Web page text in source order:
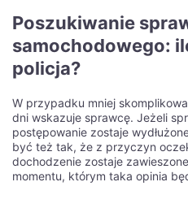
Poszukiwanie
samochodowego:
policja?
W przypadku mniej
dni wskazuje sprawcę. Jeżeli
postępowanie zostaje
być też tak, że z przyczyn
dochodzenie zostaje
momentu, którym taka opinia